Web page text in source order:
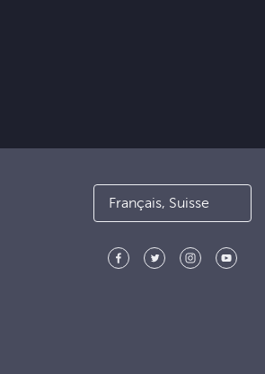
Français, Suisse